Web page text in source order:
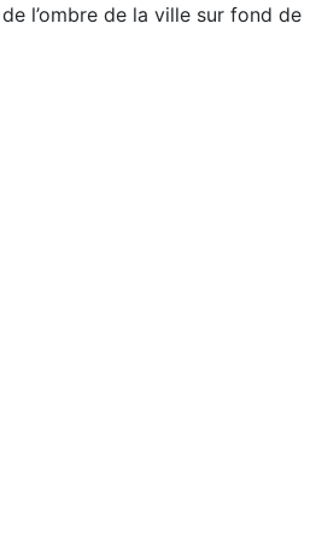
l’ombre de la ville sur fond de